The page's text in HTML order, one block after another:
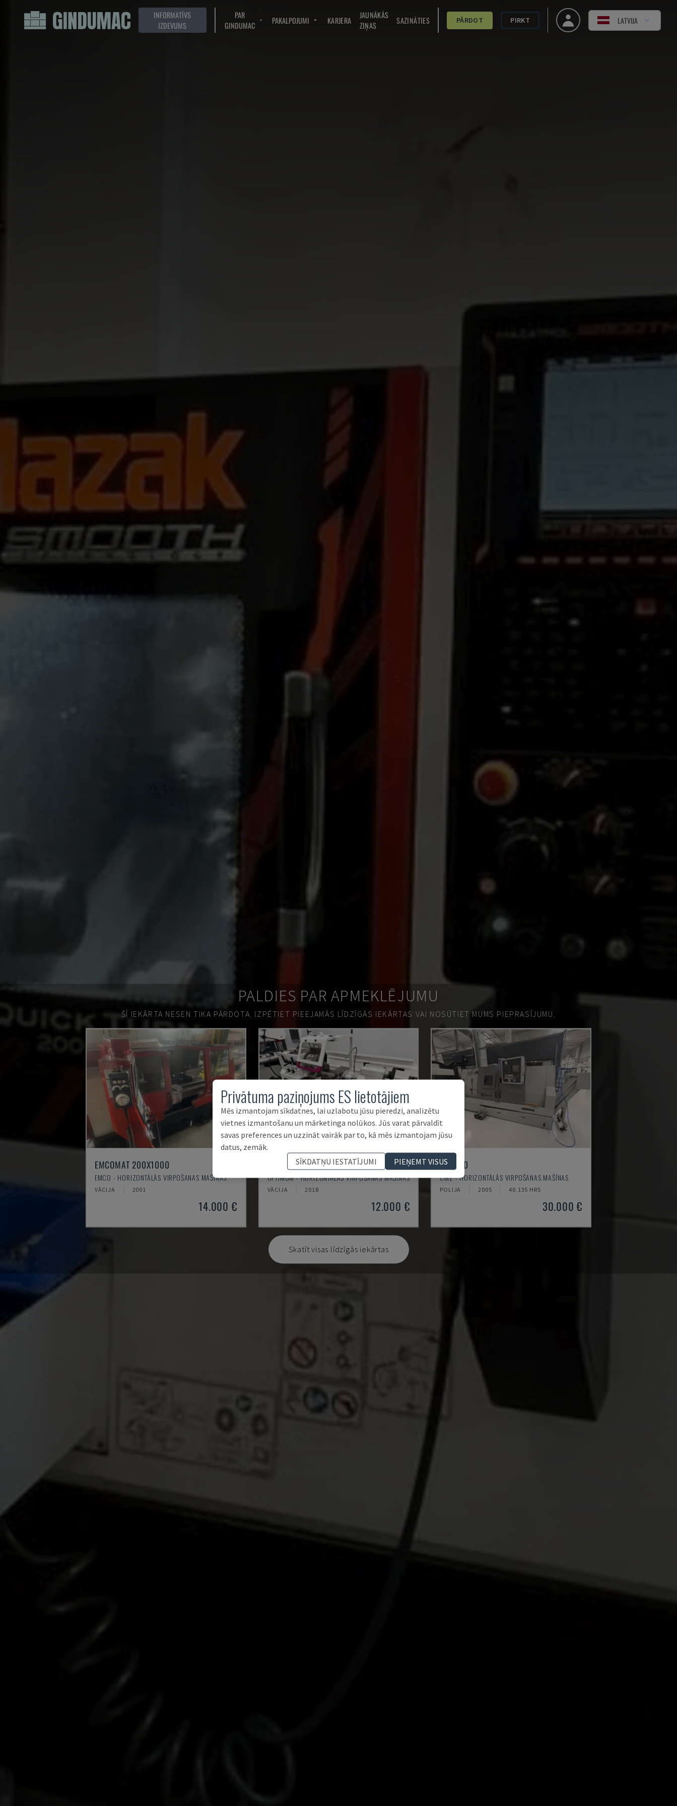
INFORMATĪVS
IZDEVUMS
PAR
GINDUMAC
PAKALPOJUMI KARJERA
JAUNĀKĀS
ZIŅAS
SAZINĀTIES PĀRDOT PIRKT LATVIJA
PALDIES PAR APMEKLĒJUMU
ŠĪ IEKĀRTA NESEN TIKA PĀRDOTA. IZPĒTIET PIEEJAMĀS LĪDZĪGĀS IEKĀRTAS VAI NOSŪTIET MUMS PIEPRASĪJUMU.
EMCOMAT 200X1000
EMCO - HORIZONTĀLĀS VIRPOŠANAS MAŠĪNAS
VĀCIJA 2001
14.000 €
TH 4610
OPTIMUM - HORIZONTĀLĀS VIRPOŠANAS MAŠĪNAS
VĀCIJA 2018
12.000 €
TBI-520
CMZ - HORIZONTĀLĀS VIRPOŠANAS MAŠĪNAS
POLIJA 2005 40.135 HRS
30.000 €
Skatīt visas līdzīgās iekārtas
Privātuma paziņojums ES lietotājiem
Mēs izmantojam sīkdatnes, lai uzlabotu jūsu pieredzi, analizētu
vietnes izmantošanu un mārketinga nolūkos. Jūs varat pārvaldīt
savas preferences un uzzināt vairāk par to, kā mēs izmantojam jūsu
datus, zemāk.
SĪKDATŅU IESTATĪJUMI
PIEŅEMT VISUS